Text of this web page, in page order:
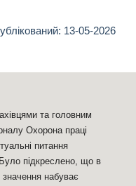
13-05-2026
та головним
Охорона праці
питання
Було підкреслено, що в
набуває